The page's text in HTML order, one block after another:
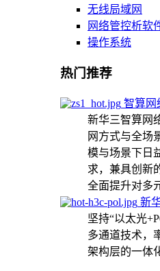
无线局域网
网络管控析软
操作系统
热门推荐
智算网
新华三智算网
网方式与全场
模与场景下日
求，兼具创新
全面提升对多
新
坚持“以太光
多通道技术，
架构层的一体